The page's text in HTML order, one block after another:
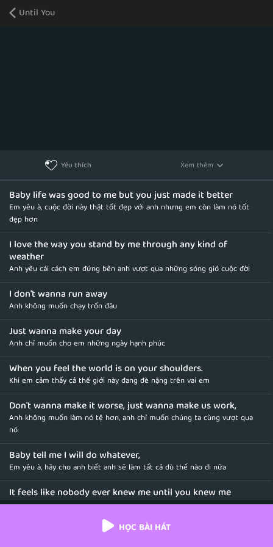
Until You
Yêu thích Xem thêm
Baby life was good to me but you just made it better
Em yêu à, cuộc đời này thật tốt đẹp với anh nhưng em còn làm nó tốt
đẹp hơn
I love the way you stand by me through any kind of
weather
Anh yêu cái cách em đứng bên anh vượt qua những sóng gió cuộc đời
I don't wanna run away
Anh không muốn chạy trốn đâu
Just wanna make your day
Anh chỉ muốn cho em những ngày hạnh phúc
When you feel the world is on your shoulders.
Khi em cảm thấy cả thế giới này đang đè nặng trên vai em
Don't wanna make it worse, just wanna make us work,
Anh không muốn làm nó tệ hơn, anh chỉ muốn chúng ta cùng vượt qua
nó
Baby tell me I will do whatever,
Em yêu à, hãy cho anh biết anh sẽ làm tất cả dù thế nào đi nữa
It feels like nobody ever knew me until you knew me
Dường như chưa từng có ai hiểu anh cho đến khi em biết đến anh
Feels like nobody ever loved me until you loved me
HỌC BÀI HÁT